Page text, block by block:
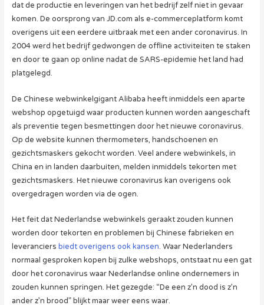
dat de productie en leveringen van het bedrijf zelf niet in gevaar
komen. De oorsprong van JD.com als e-commerceplatform komt
overigens uit een eerdere uitbraak met een ander coronavirus. In
2004 werd het bedrijf gedwongen de offline activiteiten te staken
en door te gaan op online nadat de SARS-epidemie het land had
platgelegd.
De Chinese webwinkelgigant Alibaba heeft inmiddels een aparte
webshop opgetuigd waar producten kunnen worden aangeschaft
als preventie tegen besmettingen door het nieuwe coronavirus.
Op de website kunnen thermometers, handschoenen en
gezichtsmaskers gekocht worden. Veel andere webwinkels, in
China en in landen daarbuiten, melden inmiddels tekorten met
gezichtsmaskers. Het nieuwe coronavirus kan overigens ook
overgedragen worden via de ogen.
Het feit dat Nederlandse webwinkels geraakt zouden kunnen
worden door tekorten en problemen bij Chinese fabrieken en
leveranciers biedt overigens ook kansen. Waar Nederlanders
normaal gesproken kopen bij zulke webshops, ontstaat nu een gat
door het coronavirus waar Nederlandse online ondernemers in
zouden kunnen springen. Het gezegde: “De een z’n dood is z’n
ander z’n brood” blijkt maar weer eens waar.